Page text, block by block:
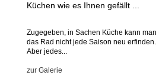
Küchen wie es Ihnen gefällt ...
Zugegeben, in Sachen Küche kann man
das Rad nicht jede Saison neu erfinden.
Aber jedes...
zur Galerie